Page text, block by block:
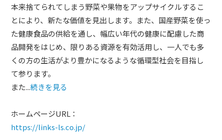
本来捨てられてしまう野菜や果物をアップサイクルするこ
とにより、新たな価値を見出します。また、国産野菜を使っ
た健康食品の供給を通し、幅広い年代の健康に配慮した商
品開発をはじめ、限りある資源を有効活用し、一人でも多
くの方の生活がより豊かになるような循環型社会を目指し
て参ります。
また...続きを見る
ホームページURL：
https://links-ls.co.jp/